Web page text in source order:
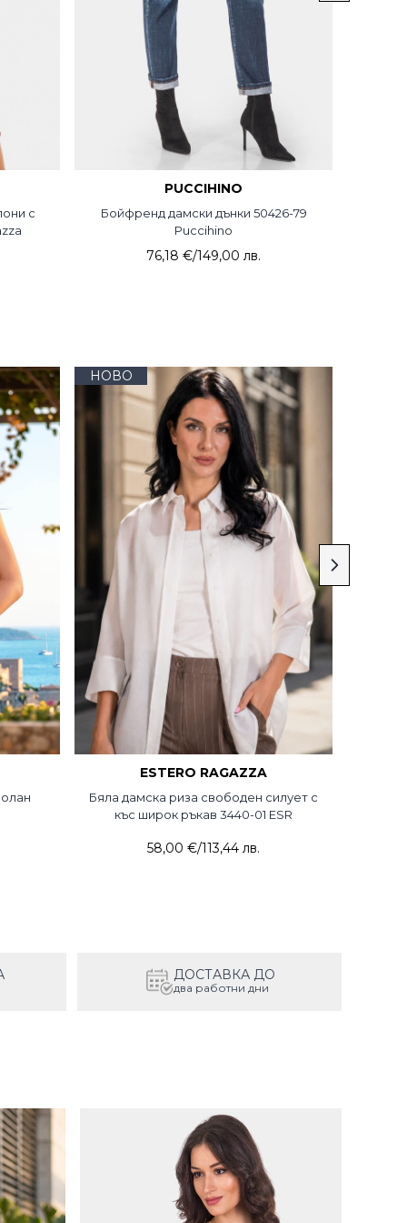
с
PUCCIHINO
Бойфренд дамски дънки 50426-79
Puccihino
76,18 €/149,00 лв.
НОВО
ESTERO RAGAZZA
Бяла дамска риза свободен силует с
къс широк ръкав 3440-01 ESR
58,00 €/113,44 лв.
ДОСТАВКА ДО
два работни дни